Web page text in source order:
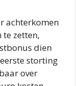
achterkomen
zetten,
dien
storting
over